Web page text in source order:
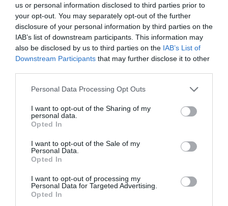
us or personal information disclosed to third parties prior to
your opt-out. You may separately opt-out of the further
disclosure of your personal information by third parties on the
IAB’s list of downstream participants. This information may
also be disclosed by us to third parties on the IAB’s List of
Downstream Participants that may further disclose it to other
Personal Data Processing Opt Outs
I want to opt-out of the Sharing of my
personal data.
Opted In
I want to opt-out of the Sale of my
Personal Data.
Opted In
I want to opt-out of processing my
Personal Data for Targeted Advertising.
Opted In